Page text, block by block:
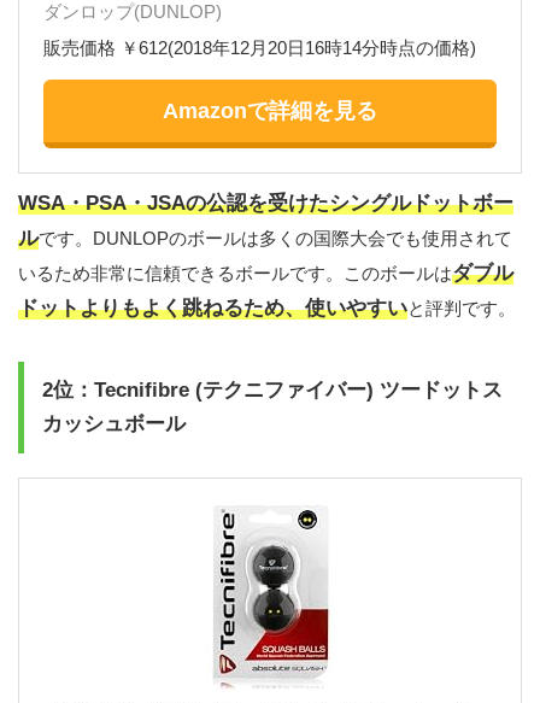
ダンロップ(DUNLOP)
販売価格 ￥612(2018年12月20日16時14分時点の価格)
Amazonで詳細を見る
WSA・PSA・JSAの公認を受けたシングルドットボー
ルです。DUNLOPのボールは多くの国際大会でも使用されて
いるため非常に信頼できるボールです。このボールはダブル
ドットよりもよく跳ねるため、使いやすいと評判です。
2位：Tecnifibre (テクニファイバー) ツードットス
カッシュボール